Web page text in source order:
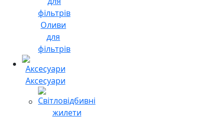
Оливи
для
фільтрів
Аксесуари